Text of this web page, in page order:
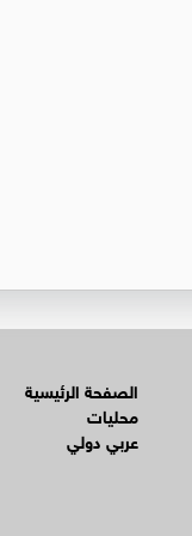
الصفحة الرئيسية
محليات
عربي دولي